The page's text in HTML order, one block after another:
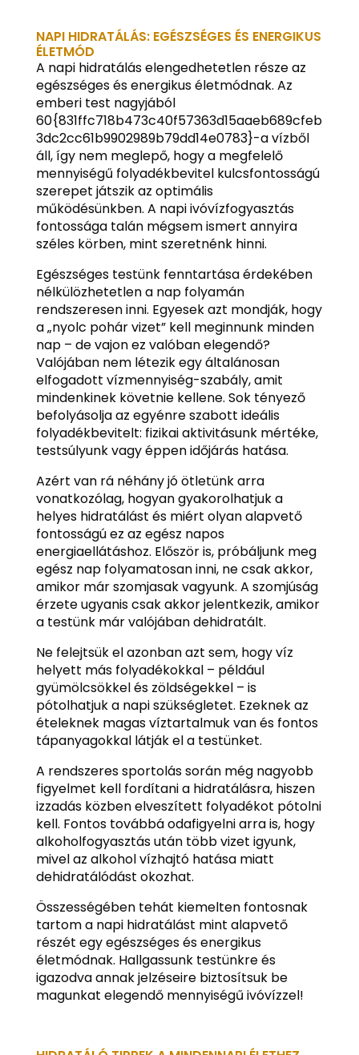
NAPI HIDRATÁLÁS: EGÉSZSÉGES ÉS ENERGIKUS
ÉLETMÓD
A napi hidratálás elengedhetetlen része az
egészséges és energikus életmódnak. Az
emberi test nagyjából
60{831ffc718b473c40f57363d15aaeb689cfeb
3dc2cc61b9902989b79dd14e0783}-a vízből
áll, így nem meglepő, hogy a megfelelő
mennyiségű folyadékbevitel kulcsfontosságú
szerepet játszik az optimális
működésünkben. A napi ivóvízfogyasztás
fontossága talán mégsem ismert annyira
széles körben, mint szeretnénk hinni.
Egészséges testünk fenntartása érdekében
nélkülözhetetlen a nap folyamán
rendszeresen inni. Egyesek azt mondják, hogy
a „nyolc pohár vizet” kell meginnunk minden
nap – de vajon ez valóban elegendő?
Valójában nem létezik egy általánosan
elfogadott vízmennyiség-szabály, amit
mindenkinek követnie kellene. Sok tényező
befolyásolja az egyénre szabott ideális
folyadékbevitelt: fizikai aktivitásunk mértéke,
testsúlyunk vagy éppen időjárás hatása.
Azért van rá néhány jó ötletünk arra
vonatkozólag, hogyan gyakorolhatjuk a
helyes hidratálást és miért olyan alapvető
fontosságú ez az egész napos
energiaellátáshoz. Először is, próbáljunk meg
egész nap folyamatosan inni, ne csak akkor,
amikor már szomjasak vagyunk. A szomjúság
érzete ugyanis csak akkor jelentkezik, amikor
a testünk már valójában dehidratált.
Ne felejtsük el azonban azt sem, hogy víz
helyett más folyadékokkal – például
gyümölcsökkel és zöldségekkel – is
pótolhatjuk a napi szükségletet. Ezeknek az
ételeknek magas víztartalmuk van és fontos
tápanyagokkal látják el a testünket.
A rendszeres sportolás során még nagyobb
figyelmet kell fordítani a hidratálásra, hiszen
izzadás közben elveszített folyadékot pótolni
kell. Fontos továbbá odafigyelni arra is, hogy
alkoholfogyasztás után több vizet igyunk,
mivel az alkohol vízhajtó hatása miatt
dehidratálódást okozhat.
Összességében tehát kiemelten fontosnak
tartom a napi hidratálást mint alapvető
részét egy egészséges és energikus
életmódnak. Hallgassunk testünkre és
igazodva annak jelzéseire biztosítsuk be
magunkat elegendő mennyiségű ivóvízzel!